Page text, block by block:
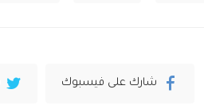
شارك على فيسبوك